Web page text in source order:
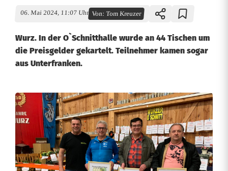
06. Mai 2024, 11:07 Uhr Von: Tom Kreuzer
Wurz. In der O`Schnitthalle wurde an 44 Tischen um
die Preisgelder gekartelt. Teilnehmer kamen sogar
aus Unterfranken.
S
t
e
i